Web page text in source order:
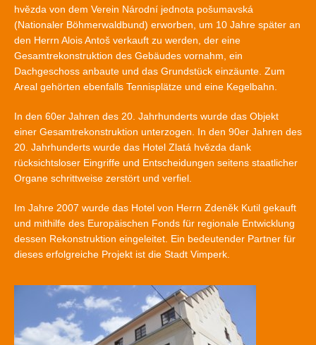
hvězda von dem Verein Národní jednota pošumavská
(Nationaler Böhmerwaldbund) erworben, um 10 Jahre später an
den Herrn Alois Antoš verkauft zu werden, der eine
Gesamtrekonstruktion des Gebäudes vornahm, ein
Dachgeschoss anbaute und das Grundstück einzäunte. Zum
Areal gehörten ebenfalls Tennisplätze und eine Kegelbahn.
In den 60er Jahren des 20. Jahrhunderts wurde das Objekt
einer Gesamtrekonstruktion unterzogen. In den 90er Jahren des
20. Jahrhunderts wurde das Hotel Zlatá hvězda dank
rücksichtsloser Eingriffe und Entscheidungen seitens staatlicher
Organe schrittweise zerstört und verfiel.
Im Jahre 2007 wurde das Hotel von Herrn Zdeněk Kutil gekauft
und mithilfe des Europäischen Fonds für regionale Entwicklung
dessen Rekonstruktion eingeleitet. Ein bedeutender Partner für
dieses erfolgreiche Projekt ist die Stadt Vimperk.